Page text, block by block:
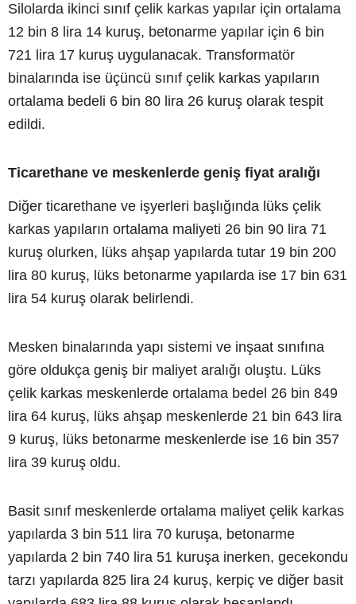
Silolarda ikinci sınıf çelik karkas yapılar için ortalama
12 bin 8 lira 14 kuruş, betonarme yapılar için 6 bin
721 lira 17 kuruş uygulanacak. Transformatör
binalarında ise üçüncü sınıf çelik karkas yapıların
ortalama bedeli 6 bin 80 lira 26 kuruş olarak tespit
edildi.
Ticarethane ve meskenlerde geniş fiyat aralığı
Diğer ticarethane ve işyerleri başlığında lüks çelik
karkas yapıların ortalama maliyeti 26 bin 90 lira 71
kuruş olurken, lüks ahşap yapılarda tutar 19 bin 200
lira 80 kuruş, lüks betonarme yapılarda ise 17 bin 631
lira 54 kuruş olarak belirlendi.
Mesken binalarında yapı sistemi ve inşaat sınıfına
göre oldukça geniş bir maliyet aralığı oluştu. Lüks
çelik karkas meskenlerde ortalama bedel 26 bin 849
lira 64 kuruş, lüks ahşap meskenlerde 21 bin 643 lira
9 kuruş, lüks betonarme meskenlerde ise 16 bin 357
lira 39 kuruş oldu.
Basit sınıf meskenlerde ortalama maliyet çelik karkas
yapılarda 3 bin 511 lira 70 kuruşa, betonarme
yapılarda 2 bin 740 lira 51 kuruşa inerken, gecekondu
tarzı yapılarda 825 lira 24 kuruş, kerpiç ve diğer basit